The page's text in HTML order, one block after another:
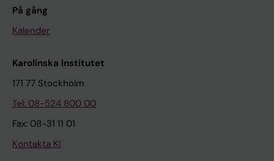
På gång
Kalender
Karolinska Institutet
171 77 Stockholm
Tel: 08-524 800 00
Fax: 08-31 11 01
Kontakta KI